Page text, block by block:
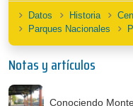
Datos Historia
Parques Nacionales
Notas y artículos
Conociendo